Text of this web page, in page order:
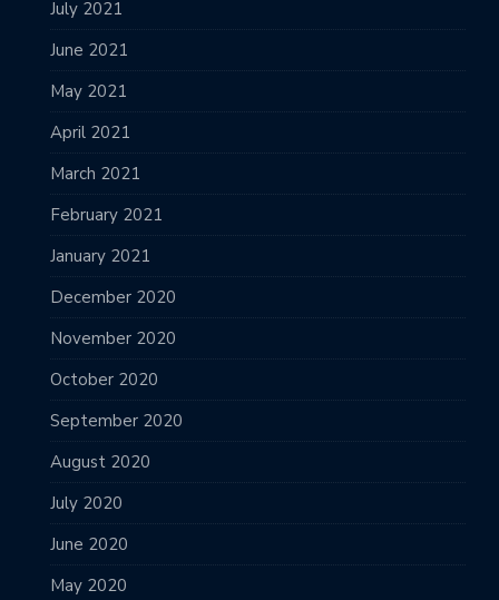
July 2021
June 2021
May 2021
April 2021
March 2021
February 2021
January 2021
December 2020
November 2020
October 2020
September 2020
August 2020
July 2020
June 2020
May 2020